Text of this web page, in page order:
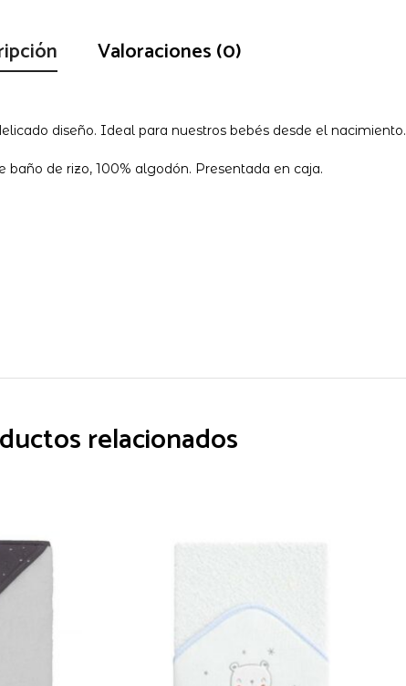
Valoraciones (0)
diseño. Ideal para nuestros bebés desde el nacimiento.
de rizo, 100% algodón. Presentada en caja.
relacionados